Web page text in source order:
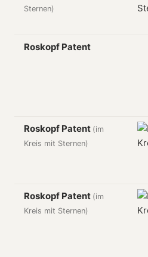
Sternen)
Roskopf Patent
Roskopf Patent (im
Kreis mit Sternen)
Roskopf Patent (im
Kreis mit Sternen)